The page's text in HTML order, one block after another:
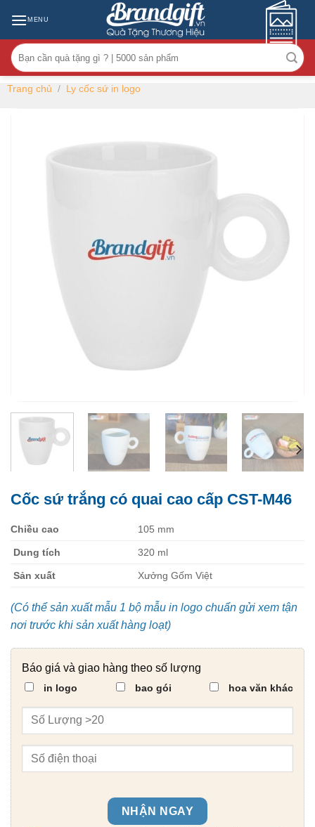
content
MENU
Tìm
kiếm:
Trang chủ / Ly cốc sứ in logo
Cốc sứ trắng có quai cao cấp CST-M46
Chiều cao 105 mm
Dung tích 320 ml
Sản xuất Xưởng Gốm Việt
(Có thể sản xuất mẫu 1 bộ mẫu in logo chuẩn gửi xem tận
nơi trước khi sản xuất hàng loạt)
Báo giá và giao hàng theo số lượng
in logo bao gói hoa văn khác
NHẬN NGAY